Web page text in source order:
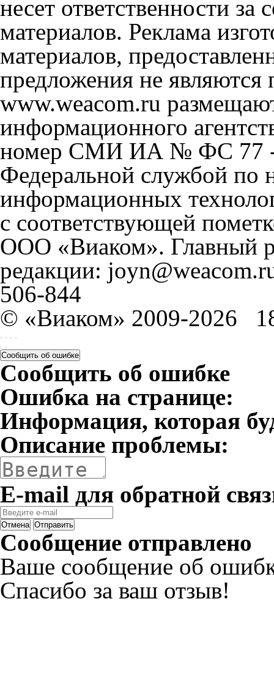
несет ответственности
материалов. Реклама
материалов,
предложения не
www.weacom.ru
информационного
номер СМИ ИА № ФС 77 -
Федеральной службой по
информационных
с соответствующей
ООО «Виаком». Главный
редакции:
506-844
© «Виаком» 2009-2026
Сообщить об ошибке
Сообщить об ошибке
Ошибка на странице:
Информация, которая
Описание проблемы:
E-mail для обратной
Отмена Отправить
Сообщение отправлено
Ваше сообщение об
Спасибо за ваш отзыв!